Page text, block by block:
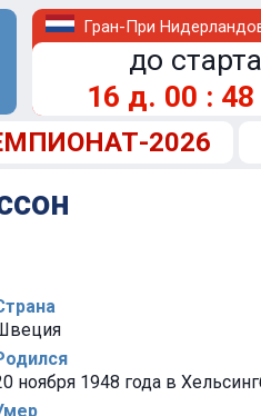
Гран-При
до
16 д. 00 : 48
2026
ноября 1948 года в